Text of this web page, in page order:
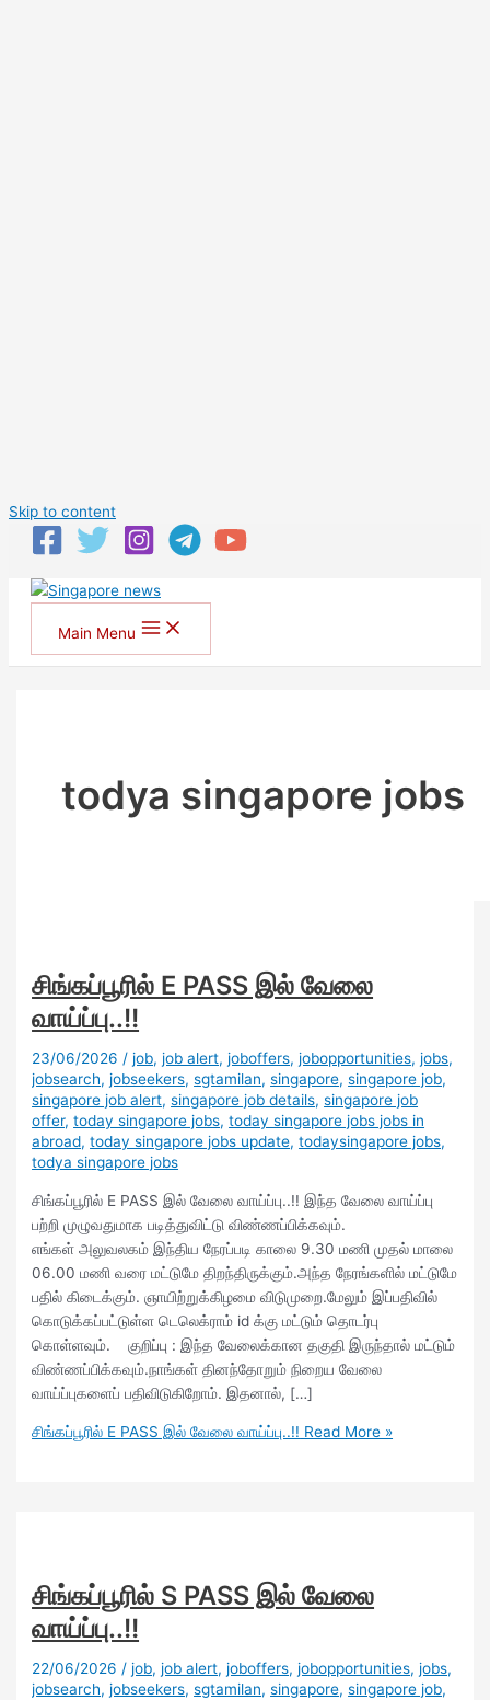
Skip to content
Main Menu
todya singapore jobs
சிங்கப்பூரில் E PASS இல் வேலை
வாய்ப்பு..!!
23/06/2026 /job,job alert,joboffers,jobopportunities,jobs,
jobsearch,jobseekers,sgtamilan,singapore,singapore job,
singapore job alert,singapore job details,singapore job
offer,today singapore jobs,today singapore jobs jobs in
abroad,today singapore jobs update,todaysingapore jobs,
todya singapore jobs
சிங்கப்பூரில் E PASS இல் வேலை வாய்ப்பு..!! இந்த வேலை வாய்ப்பு
பற்றி முழுவதுமாக படித்துவிட்டு விண்ணப்பிக்கவும்.
எங்கள் அலுவலகம் இந்திய நேரப்படி காலை 9.30 மணி முதல் மாலை
06.00 மணி வரை மட்டுமே திறந்திருக்கும்.அந்த நேரங்களில் மட்டுமே
பதில் கிடைக்கும். ஞாயிற்றுக்கிழமை விடுமுறை.மேலும் இப்பதிவில்
கொடுக்கப்பட்டுள்ள டெலெக்ராம் id க்கு மட்டும் தொடர்பு
கொள்ளவும். குறிப்பு : இந்த வேலைக்கான தகுதி இருந்தால் மட்டும்
விண்ணப்பிக்கவும்.நாங்கள் தினந்தோறும் நிறைய வேலை
வாய்ப்புகளைப் பதிவிடுகிறோம். இதனால், […]
சிங்கப்பூரில் E PASS இல் வேலை வாய்ப்பு..!! Read More »
சிங்கப்பூரில் S PASS இல் வேலை
வாய்ப்பு..!!
22/06/2026 /job,job alert,joboffers,jobopportunities,jobs,
jobsearch,jobseekers,sgtamilan,singapore,singapore job,